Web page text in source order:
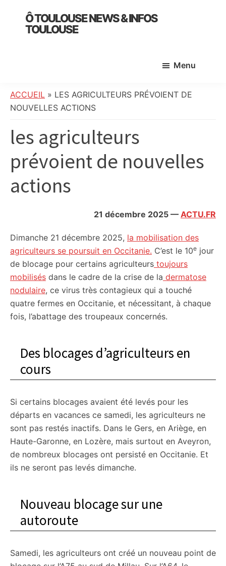
primary
Ô TOULOUSE NEWS & INFOS
TOULOUSE
:
info
société,
culture,
politique,
faits
citoyennes
Menu
ACCUEIL » LES AGRICULTEURS PRÉVOIENT DE
NOUVELLES ACTIONS
les agriculteurs
prévoient de nouvelles
actions
21 décembre 2025 — ACTU.FR
Dimanche 21 décembre 2025, la mobilisation des
agriculteurs se poursuit en Occitanie. C’est le 10e jour
de blocage pour certains agriculteurs toujours
mobilisés dans le cadre de la crise de la dermatose
nodulaire, ce virus très contagieux qui a touché
quatre fermes en Occitanie, et nécessitant, à chaque
fois, l’abattage des troupeaux concernés.
Des blocages d’agriculteurs en
cours
Si certains blocages avaient été levés pour les
départs en vacances ce samedi, les agriculteurs ne
sont pas restés inactifs. Dans le Gers, en Ariège, en
Haute-Garonne, en Lozère, mais surtout en Aveyron,
de nombreux blocages ont persisté en Occitanie. Et
ils ne seront pas levés dimanche.
Nouveau blocage sur une
autoroute
Samedi, les agriculteurs ont créé un nouveau point de